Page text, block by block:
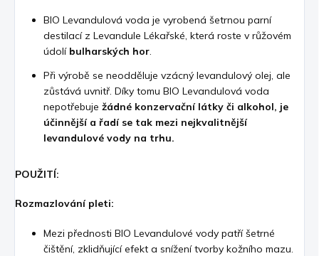
BIO Levandulová voda je vyrobená šetrnou parní
destilací z Levandule Lékařské, která roste v růžovém
údolí bulharských hor.
Při výrobě se neodděluje vzácný levandulový olej, ale
zůstává uvnitř. Díky tomu BIO Levandulová voda
nepotřebuje žádné konzervační látky či alkohol, je
účinnější a řadí se tak mezi nejkvalitnější
levandulové vody na trhu.
POUŽITÍ:
Rozmazlování pleti:
Mezi přednosti BIO Levandulové vody patří šetrné
čištění, zklidňující efekt a snížení tvorby kožního mazu.